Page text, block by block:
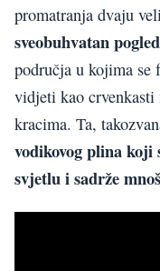
promatranja dvaju
sveobuhvatan
područja u kojima se
vidjeti kao
kracima. Ta,
vodikovog plina
svjetlu i sadrže